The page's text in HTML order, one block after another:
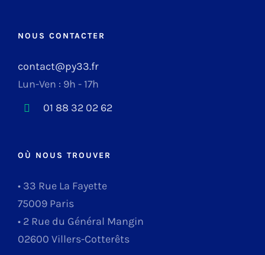
NOUS CONTACTER
contact@py33.fr
Lun-Ven : 9h - 17h
01 88 32 02 62
OÙ NOUS TROUVER
• 33 Rue La Fayette
75009 Paris
• 2 Rue du Général Mangin
02600 Villers-Cotterêts